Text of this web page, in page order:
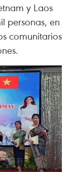
y Laos
personas, en
comunitarios